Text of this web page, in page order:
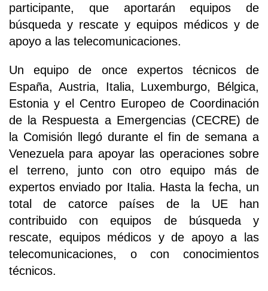
participante, que aportarán equipos de
búsqueda y rescate y equipos médicos y de
apoyo a las telecomunicaciones.
Un equipo de once expertos técnicos de
España, Austria, Italia, Luxemburgo, Bélgica,
Estonia y el Centro Europeo de Coordinación
de la Respuesta a Emergencias (CECRE) de
la Comisión llegó durante el fin de semana a
Venezuela para apoyar las operaciones sobre
el terreno, junto con otro equipo más de
expertos enviado por Italia. Hasta la fecha, un
total de catorce países de la UE han
contribuido con equipos de búsqueda y
rescate, equipos médicos y de apoyo a las
telecomunicaciones, o con conocimientos
técnicos.